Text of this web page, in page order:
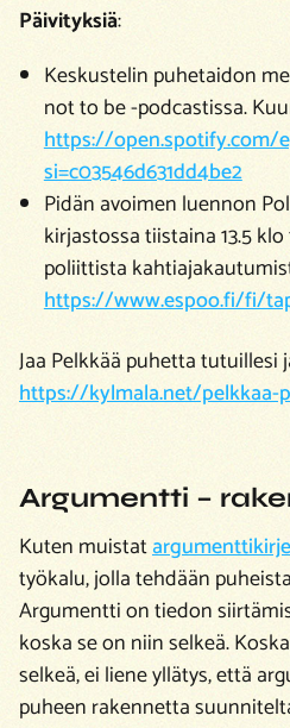
Päivityksiä:
Keskustelin puhetaidon
not to be -podcastissa.
https://open.spotify.com/
si=c03546d631dd4be2
Pidän avoimen luennon
kirjastossa tiistaina 13.5
poliittista
https://www.espoo.fi/fi/
Jaa Pelkkää puhetta tutuillesi
https://kylmala.net/pelkkaa-
Argumentti –
Kuten muistat
työkalu, jolla tehdään
Argumentti on tiedon
koska se on niin selkeä.
selkeä, ei liene yllätys, että
puheen rakennetta